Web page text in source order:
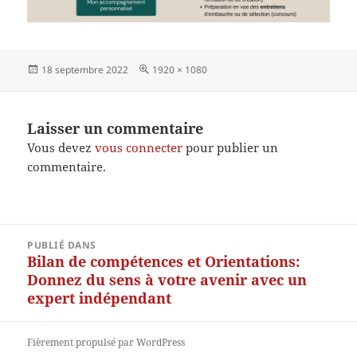
Publié
18 septembre 2022
Taille
1920 × 1080
Laisser un commentaire
Vous devezvous connecter pour publier un
commentaire.
l’article
PUBLIÉ DANS
Bilan de compétences et Orientations:
Donnez du sens à votre avenir avec un
expert indépendant
Fièrement propulsé par WordPress